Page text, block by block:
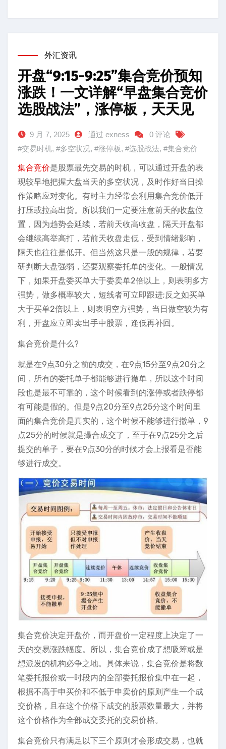
外汇资讯
开盘“9:15-9:25”集合竞价预知
涨跌！一文详解“早盘集合竞价
选股战法”，涨停板，天天见
9 月 7, 2025 通过 exness
0 评论
#交易时机, #多空状况, #涨停板, #选股战法, #集合竞价
集合竞价是股票最先交易的时机，可以通过开盘的表
现较早地把握大盘当天的多空状况，及时作好当日操
作策略应对变化。有时主力经常会利用集合竞价低开
打压或拉高出货。所以我们一定要注意前天的收盘位
置，因为趋势会延续，若前天收高收盘，隔天开盘都
会继续高举高打，若前天收盘走低，受到情绪影响，
隔天也往往是低开。但当然这只是一般的规律，若要
研判断大盘强弱，还要观察委托单的变化。一般情况
下，如果开盘委买单大于委卖单2倍以上，则表明多方
强势，做多概率较大，短线者可立即跟进;反之如买单
大于买单2倍以上，则表明空方强势，当日做空较为有
利，开盘应立即卖出手中股票，逢低再补回。
集合竞价是什么?
就是在9点30分之前的成交，在9点15分至9点20分之
间，所有的委托单子都能够进行撤单，所以这个时间
段也是最不可靠的，这个时候看到的涨停或者跌停都
有可能是假的。但是9点20分至9点25分这个时间里
面的集合竞价是真实的，这个时候不能够进行撤单，9
点25分的时候就是撮合成交了，至于在9点25分之后
提交的单子，要在9点30分的时候才会上报看是否能
够进行成交。
集合竞价决定开盘价，而开盘价一定程度上决定了一
天的交易涨跌幅度。所以，集合竞价成了想吸筹或是
想派发的机构必争之地。具体来说，集合竞价是将数
笔委托报价或一时段内的全部委托报价集中在一起，
根据不高于申买价和不低于申卖价的原则产生一个成
交价格，且在这个价格下成交的股票数量最大，并将
这个价格作为全部成交委托的交易价格。
集合竞价只有满足以下三个原则才会形成交易，也就